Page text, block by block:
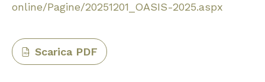
online/Pagine/20251201_OASIS-2025.aspx
PDF Scarica PDF